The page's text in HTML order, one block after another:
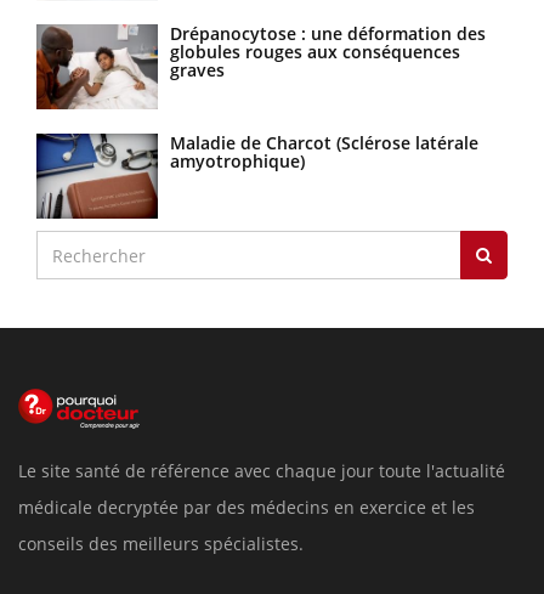
Drépanocytose : une déformation des
globules rouges aux conséquences
graves
Maladie de Charcot (Sclérose latérale
amyotrophique)
Le site santé de référence avec chaque jour toute l'actualité
médicale decryptée par des médecins en exercice et les
conseils des meilleurs spécialistes.